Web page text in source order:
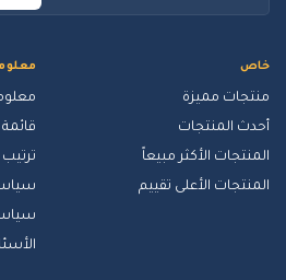
خاص
منتجات مميزة
أحدث المنتجات
المنتجات الأكثر مبيعاً
المنتجات الأعلى تقييم
قائمة